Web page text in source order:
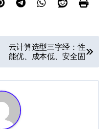
云计算选型三字经：性
能优、成本低、安全固